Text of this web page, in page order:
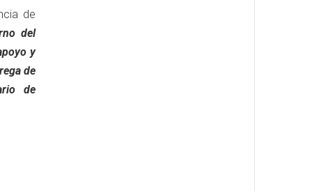
de
del
y
de
de